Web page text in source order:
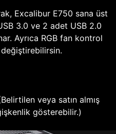
Excalibur E750 sana üst
3.0 ve 2 adet USB 2.0
Ayrıca RGB fan kontrol
veya satın almış
gösterebilir.)